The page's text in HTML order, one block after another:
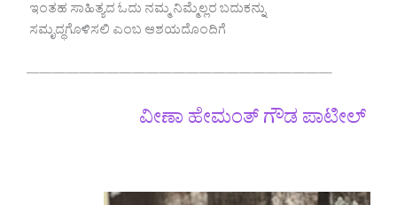
ಇಂತಹ ಸಾಹಿತ್ಯದ ಓದು ನಮ್ಮ ನಿಮ್ಮೆಲ್ಲರ ಬದುಕನ್ನು
ಸಮೃದ್ಧಗೊಳಿಸಲಿ ಎಂಬ ಆಶಯದೊಂದಿಗೆ
———————————————————————
ವೀಣಾ ಹೇಮಂತ್ ಗೌಡ ಪಾಟೀಲ್